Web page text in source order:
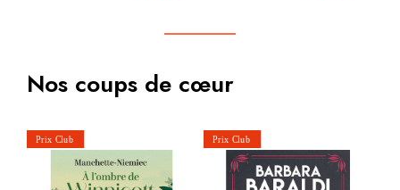
Nos coups de cœur